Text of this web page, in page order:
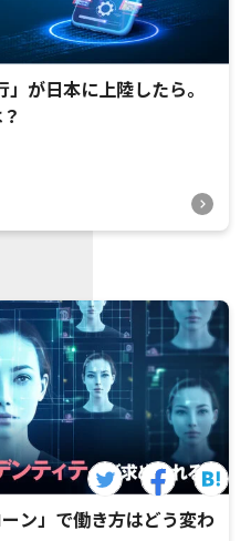
が日本に上陸したら。
ン」で働き方はどう変わ